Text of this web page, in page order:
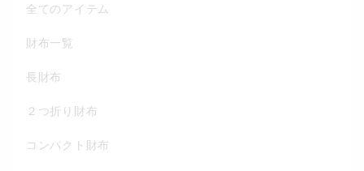
全てのアイテム
財布一覧
長財布
２つ折り財布
コンパクト財布